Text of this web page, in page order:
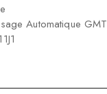
Automatique GMT